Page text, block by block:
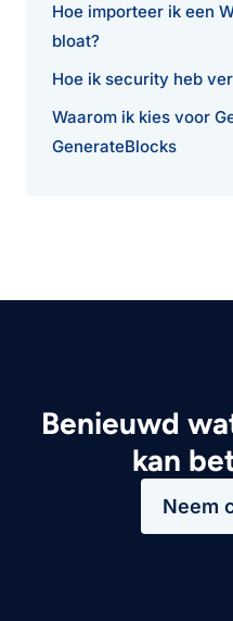
Hoe importeer ik een
bloat?
Hoe ik security heb
Waarom ik kies voor
GenerateBlocks
Benieuwd
kan
Neem